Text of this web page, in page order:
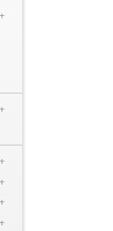
+
+
+
+
+
+